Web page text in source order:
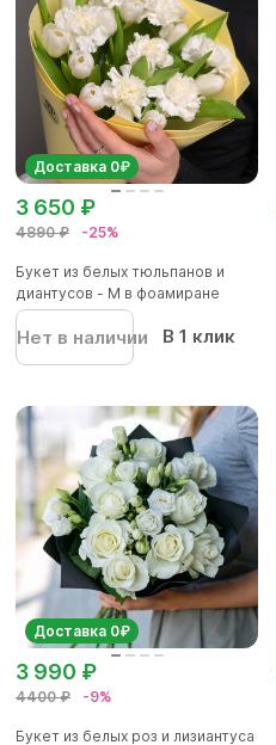
Доставка 0₽
4890 ₽ -25%
3 650 ₽
Букет из белых тюльпанов и
диантусов - M в фоамиране
Нет в наличии В 1 клик
Доставка 0₽
4400 ₽ -9%
3 990 ₽
Букет из белых роз и лизиантуса